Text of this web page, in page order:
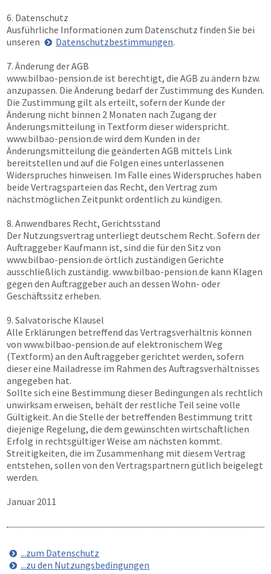
6. Datenschutz
Ausführliche Informationen zum Datenschutz finden Sie bei
unseren
Datenschutzbestimmungen.
7. Änderung der AGB
www.bilbao-pension.de ist berechtigt, die AGB zu ändern bzw.
anzupassen. Die Änderung bedarf der Zustimmung des Kunden.
Die Zustimmung gilt als erteilt, sofern der Kunde der
Änderung nicht binnen 2 Monaten nach Zugang der
Änderungsmitteilung in Textform dieser widerspricht.
www.bilbao-pension.de wird dem Kunden in der
Änderungsmitteilung die geänderten AGB mittels Link
bereitstellen und auf die Folgen eines unterlassenen
Widerspruches hinweisen. Im Falle eines Widerspruches haben
beide Vertragsparteien das Recht, den Vertrag zum
nächstmöglichen Zeitpunkt ordentlich zu kündigen.
8. Anwendbares Recht, Gerichtsstand
Der Nutzungsvertrag unterliegt deutschem Recht. Sofern der
Auftraggeber Kaufmann ist, sind die für den Sitz von
www.bilbao-pension.de örtlich zuständigen Gerichte
ausschließlich zuständig. www.bilbao-pension.de kann Klagen
gegen den Auftraggeber auch an dessen Wohn- oder
Geschäftssitz erheben.
9. Salvatorische Klausel
Alle Erklärungen betreffend das Vertragsverhältnis können
von www.bilbao-pension.de auf elektronischem Weg
(Textform) an den Auftraggeber gerichtet werden, sofern
dieser eine Mailadresse im Rahmen des Auftragsverhältnisses
angegeben hat.
Sollte sich eine Bestimmung dieser Bedingungen als rechtlich
unwirksam erweisen, behält der restliche Teil seine volle
Gültigkeit. An die Stelle der betreffenden Bestimmung tritt
diejenige Regelung, die dem gewünschten wirtschaftlichen
Erfolg in rechtsgültiger Weise am nächsten kommt.
Streitigkeiten, die im Zusammenhang mit diesem Vertrag
entstehen, sollen von den Vertragspartnern gütlich beigelegt
werden.
Januar 2011
...zum Datenschutz
...zu den Nutzungsbedingungen